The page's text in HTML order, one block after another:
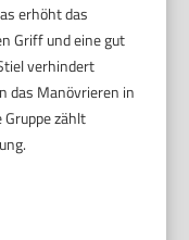
erhöht das
Griff und eine gut
verhindert
das Manövrieren in
zählt